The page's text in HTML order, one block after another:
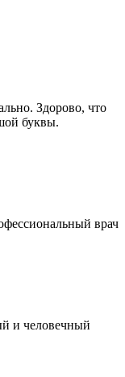
Здорово, что
буквы.
врач
и человечный